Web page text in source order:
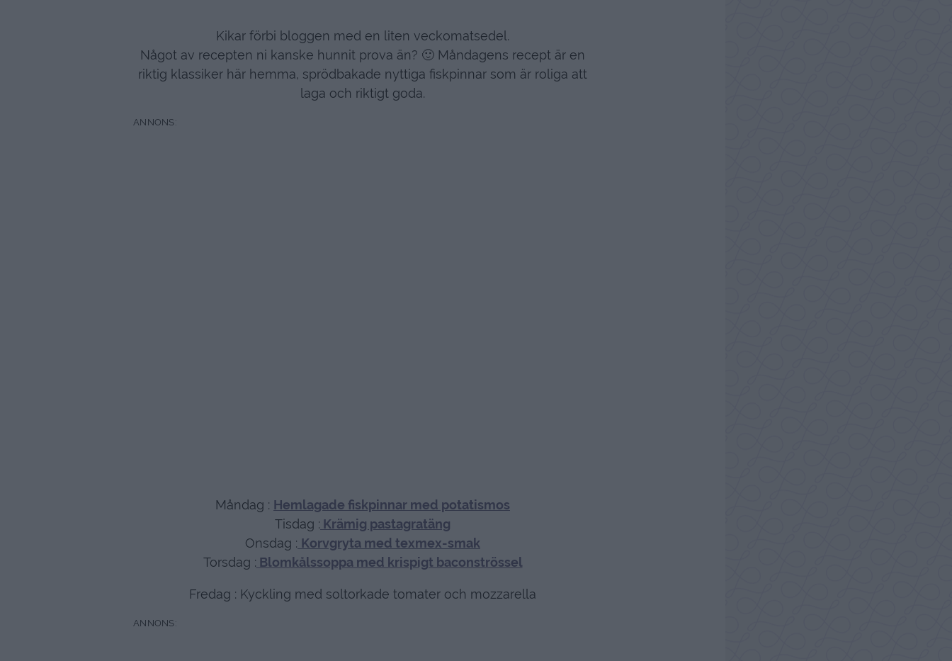
Kikar förbi bloggen med en liten veckomatsedel.
Något av recepten ni kanske hunnit prova än? 🙂 Måndagens recept är en
riktig klassiker här hemma, sprödbakade nyttiga fiskpinnar som är roliga att
laga och riktigt goda.
Måndag : Hemlagade fiskpinnar med potatismos
Tisdag : Krämig pastagratäng
Onsdag : Korvgryta med texmex-smak
Torsdag : Blomkålssoppa med krispigt baconströssel
Fredag : Kyckling med soltorkade tomater och mozzarella